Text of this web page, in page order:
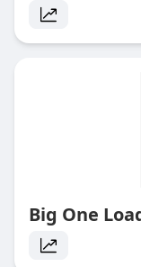
Big One